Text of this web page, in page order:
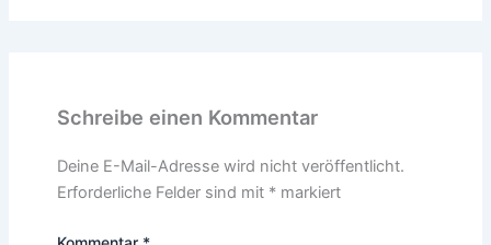
Schreibe einen Kommentar
Deine E-Mail-Adresse wird nicht veröffentlicht.
Erforderliche Felder sind mit *markiert